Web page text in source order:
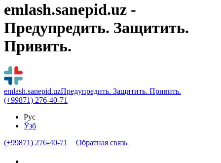
emlash.sanepid.uz -
Предупредить. Защитить.
Привить.
emlash.sanepid.uzПредупредить. Защитить. Привить.
(+99871) 276-40-71
Рус
Ўзб
(+99871) 276-40-71
Обратная связь